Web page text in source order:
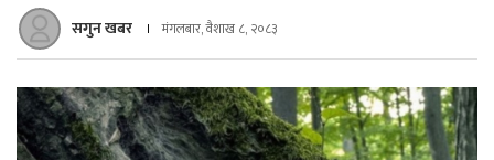
सगुन खबर मंगलबार, वैशाख ८, २०८३